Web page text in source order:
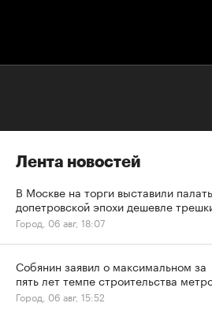
Лента новостей
В Москве на торги выставили
допетровской эпохи дешевле
Город, 06 авг, 18:07
Собянин заявил о максимальном за
пять лет темпе строительства
Город, 06 авг, 15:52